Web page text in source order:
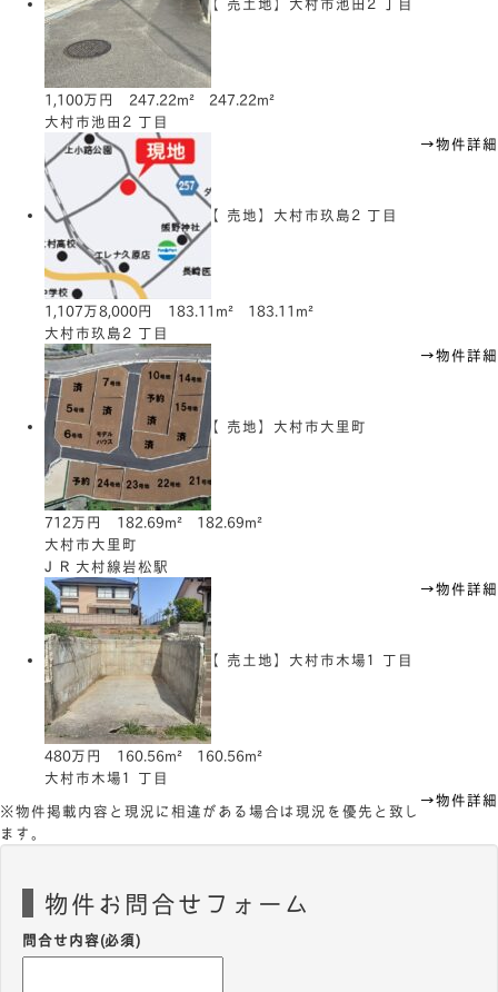
1,100万円 247.22m² 247.22m²
大村市池田２丁目
→物件詳細
【売地】大村市玖島２丁目
1,107万8,000円 183.11m² 183.11m²
大村市玖島２丁目
→物件詳細
【売地】大村市大里町
712万円 182.69m² 182.69m²
大村市大里町
ＪＲ大村線岩松駅
→物件詳細
【売土地】大村市木場１丁目
480万円 160.56m² 160.56m²
大村市木場１丁目
→物件詳細
※物件掲載内容と現況に相違がある場合は現況を優先と致し
ます。
物件お問合せフォーム
問合せ内容(必須)